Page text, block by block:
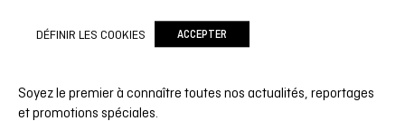
Soyez le premier à connaître toutes nos actualités, reportages
et promotions spéciales.
DÉFINIR LES COOKIES ACCEPTER